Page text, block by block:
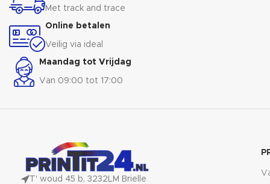
anders dan glimlachen bij het
zien van deze charmante
kunstwerken aan je muur. Geniet
van de magie van het verleden,
vastgelegd in het heden.
Met track and trace
Online betalen
Veilig via ideal
Maandag tot Vrijdag
Van 09:00 tot 17:00
T' woud 45 b, 3232LM Brielle